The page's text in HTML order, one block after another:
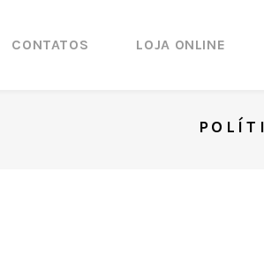
CONTATOS LOJA ONLINE